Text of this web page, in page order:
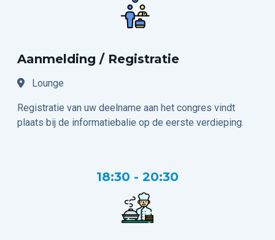
Aanmelding / Registratie
Lounge
Registratie van uw deelname aan het congres vindt
plaats bij de informatiebalie op de eerste verdieping.
18:30 - 20:30